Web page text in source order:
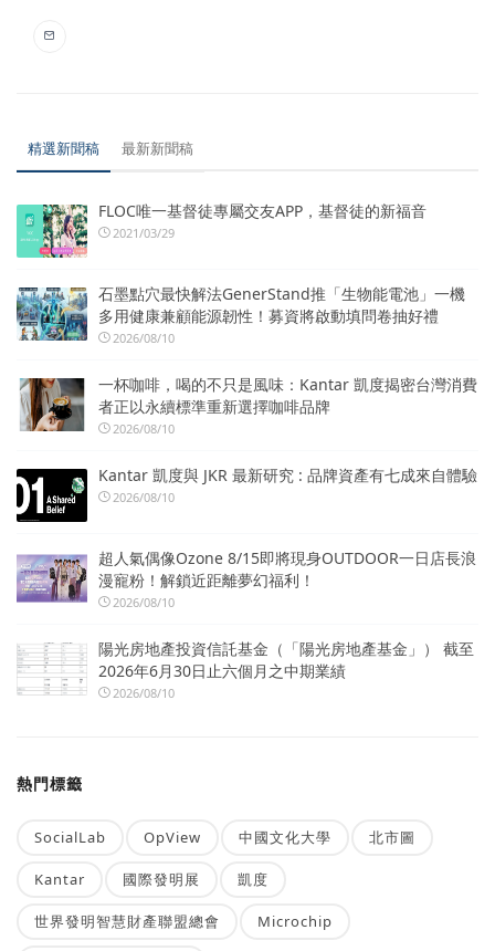
精選新聞稿 最新新聞稿
FLOC唯一基督徒專屬交友APP，基督徒的新福音
2021/03/29
石墨點穴最快解法GenerStand推「生物能電池」一機
多用健康兼顧能源韌性！募資將啟動填問卷抽好禮
2026/08/10
一杯咖啡，喝的不只是風味：Kantar 凱度揭密台灣消費
者正以永續標準重新選擇咖啡品牌
2026/08/10
Kantar 凱度與 JKR 最新研究 : 品牌資產有七成來自體驗
2026/08/10
超人氣偶像Ozone 8/15即將現身OUTDOOR一日店長浪
漫寵粉！解鎖近距離夢幻福利！
2026/08/10
陽光房地產投資信託基金（「陽光房地產基金」） 截至
2026年6月30日止六個月之中期業績
2026/08/10
熱門標籤
SocialLab OpView 中國文化大學 北市圖
Kantar 國際發明展 凱度
世界發明智慧財產聯盟總會 Microchip